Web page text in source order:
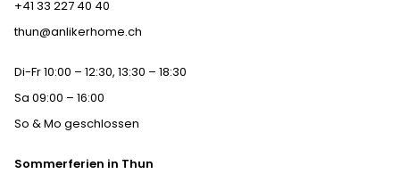
+41 33 227 40 40
thun@anlikerhome.ch
Di-Fr 10:00 – 12:30, 13:30 – 18:30
Sa 09:00 – 16:00
So & Mo geschlossen
Sommerferien in Thun